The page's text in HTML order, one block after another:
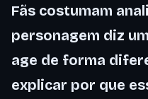
Fãs costumam
personagem diz
age de forma
explicar por que